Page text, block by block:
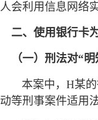
人会利用信息网络
二、使用银行卡
（一）刑法对“
本案中， H某
动等刑事案件适用